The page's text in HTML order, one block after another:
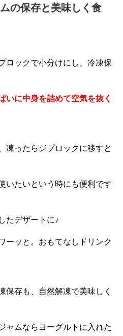
の保存と美味しく食
ロックで小分けにし、冷凍保
いに中身を詰めて空気を抜く
凍ったらジプロックに移すと
いたいという時にも便利です
たデザートに♪
ーッと。おもてなしドリンク
保存も、自然解凍で美味しく
ャムならヨーグルトに入れた